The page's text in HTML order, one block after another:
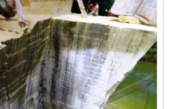
Di
Tengah
Ancaman
Maut